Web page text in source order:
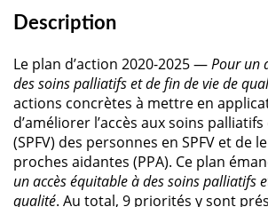
Description
Le plan d’action 2020-2025 —Pour un
des soins palliatifs et de fin de vie de
actions concrètes à mettre en
d’améliorer l’accès aux soins
(SPFV) des personnes en SPFV et de
proches aidantes (PPA). Ce plan
un accès équitable à des soins palliatifs
qualité. Au total, 9 priorités y sont